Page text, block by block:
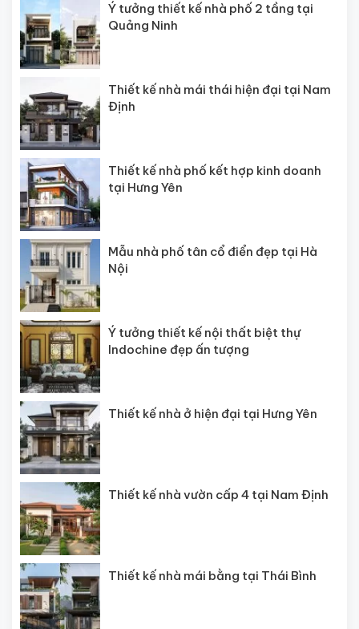
Ý tưởng thiết kế nhà phố 2 tầng tại
Quảng Ninh
Thiết kế nhà mái thái hiện đại tại Nam
Định
Thiết kế nhà phố kết hợp kinh doanh
tại Hưng Yên
Mẫu nhà phố tân cổ điển đẹp tại Hà
Nội
Ý tưởng thiết kế nội thất biệt thự
Indochine đẹp ấn tượng
Thiết kế nhà ở hiện đại tại Hưng Yên
Thiết kế nhà vườn cấp 4 tại Nam Định
Thiết kế nhà mái bằng tại Thái Bình